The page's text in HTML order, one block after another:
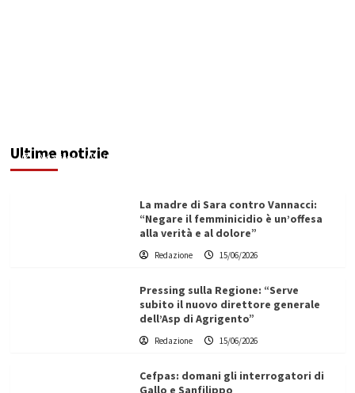
Ultime notizie
Redazione 15/06/2026
La madre di Sara contro Vannacci:
“Negare il femminicidio è un’offesa
alla verità e al dolore”
Redazione 15/06/2026
Pressing sulla Regione: “Serve
subito il nuovo direttore generale
dell’Asp di Agrigento”
Redazione 15/06/2026
Cefpas: domani gli interrogatori di
Gallo e Sanfilippo